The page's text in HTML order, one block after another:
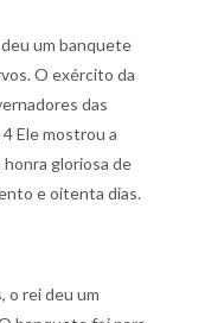
um banquete
O exército da
das
4 Ele mostrou a
gloriosa de
e oitenta dias.
o rei deu um